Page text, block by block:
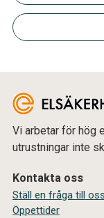
Vi arbetar för hög
utrustningar inte
Kontakta oss
Ställ en fråga till oss
Öppettider